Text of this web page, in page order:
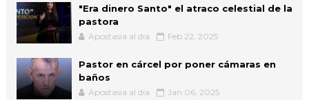
"Era dinero Santo" el atraco celestial de la
pastora
Apostasia al dia Feb 22, 2025
Pastor en cárcel por poner cámaras en
baños
Apostasia al dia Jan 06, 2025